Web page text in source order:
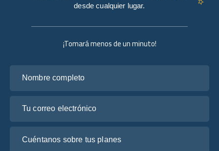
¡Tomará menos de un minuto!
desde cualquier lugar.